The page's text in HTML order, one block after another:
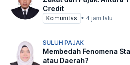
Credit
Komunitas • 4 jam lalu
SULUH PAJAK
Membedah Fenomena
atau Daerah?